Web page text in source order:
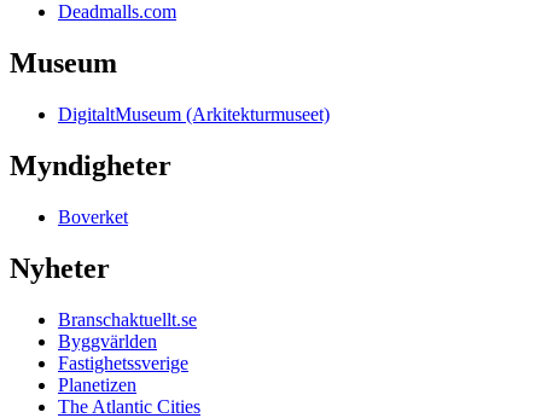
Deadmalls.com
Museum
DigitaltMuseum (Arkitekturmuseet)
Myndigheter
Boverket
Nyheter
Branschaktuellt.se
Byggvärlden
Fastighetssverige
Planetizen
The Atlantic Cities